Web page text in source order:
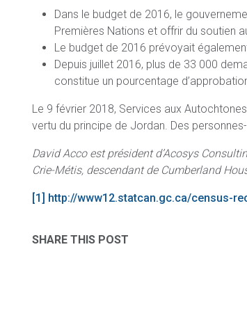
Dans le budget de 2016, le
Premières Nations et offrir du soutien
Le budget de 2016 prévoyait
Depuis juillet 2016, plus de 33 000
constitue un pourcentage
Le 9 février 2018, Services aux
vertu du principe de Jordan. Des
David Acco est président d’Acosys
Crie-Métis, descendant de Cumberland
[1] http://www12.statcan.gc.ca/census-
SHARE THIS POST